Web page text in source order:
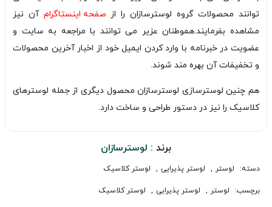
توانند محصولات گروه لوسترسازان را از صفحه اینستاگرام آن نیز
مشاهده بفرمایند.هموطنان عزیر می توانند با مراجعه به سایت و
عضویت در خبرنامه با وارد کردن ایمیل خود از اخبار آخرین محصولات
و تخفیفات آن بهره مند شوند.
هم چنین لوسترسازی لوسترسازان محصول دیگری از جمله لوسترهای
کلاسیک را نیز در دستور طراحی و ساخت دارد.
برند : لوسترسازان
دسته: لوستر , لوستر پذیرایی , لوستر کلاسیک
برچسب: لوستر , لوستر پذیرایی , لوستر کلاسیک